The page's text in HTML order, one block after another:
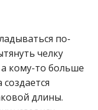
по-
челку
кому-то больше
длины.